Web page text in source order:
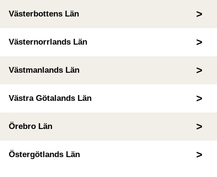
Västerbottens Län
Västernorrlands Län
Västmanlands Län
Västra Götalands Län
Örebro Län
Östergötlands Län